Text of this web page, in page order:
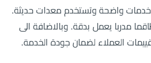
خدمات واضحة وتستخدم معدات حديثة.
مدربا يعمل بدقة. وبالاضافة الى
العملاء لضمان جودة الخدمة.